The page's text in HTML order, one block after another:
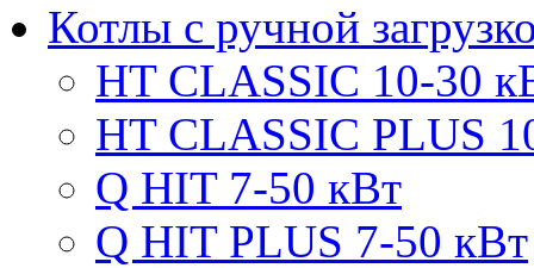
Котлы с ручной
HT CLASSIC 10-30
HT CLASSIC PLUS
Q HIT 7-50 кВт
Q HIT PLUS 7-50 кВт